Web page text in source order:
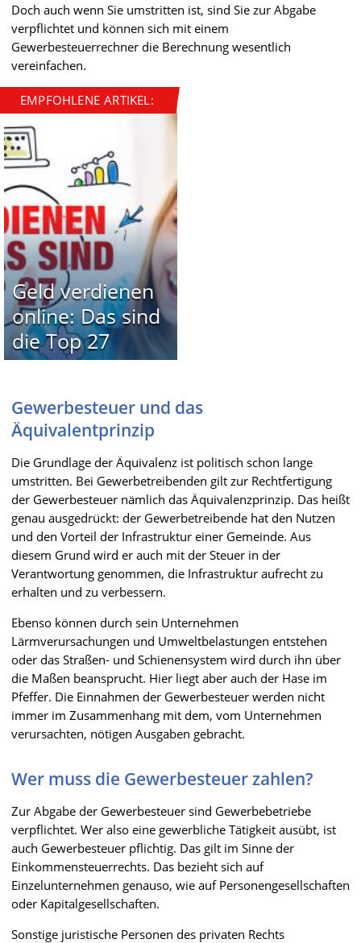
Doch auch wenn Sie umstritten ist, sind Sie zur Abgabe
verpflichtet und können sich mit einem
Gewerbesteuerrechner die Berechnung wesentlich
vereinfachen.
EMPFOHLENE ARTIKEL:
Geld verdienen
online: Das sind
die Top 27
Gewerbesteuer und das
Äquivalentprinzip
Die Grundlage der Äquivalenz ist politisch schon lange
umstritten. Bei Gewerbetreibenden gilt zur Rechtfertigung
der Gewerbesteuer nämlich das Äquivalenzprinzip. Das heißt
genau ausgedrückt: der Gewerbetreibende hat den Nutzen
und den Vorteil der Infrastruktur einer Gemeinde. Aus
diesem Grund wird er auch mit der Steuer in der
Verantwortung genommen, die Infrastruktur aufrecht zu
erhalten und zu verbessern.
Ebenso können durch sein Unternehmen
Lärmverursachungen und Umweltbelastungen entstehen
oder das Straßen- und Schienensystem wird durch ihn über
die Maßen beansprucht. Hier liegt aber auch der Hase im
Pfeffer. Die Einnahmen der Gewerbesteuer werden nicht
immer im Zusammenhang mit dem, vom Unternehmen
verursachten, nötigen Ausgaben gebracht.
Wer muss die Gewerbesteuer zahlen?
Zur Abgabe der Gewerbesteuer sind Gewerbebetriebe
verpflichtet. Wer also eine gewerbliche Tätigkeit ausübt, ist
auch Gewerbesteuer pflichtig. Das gilt im Sinne der
Einkommensteuerrechts. Das bezieht sich auf
Einzelunternehmen genauso, wie auf Personengesellschaften
oder Kapitalgesellschaften.
Sonstige juristische Personen des privaten Rechts